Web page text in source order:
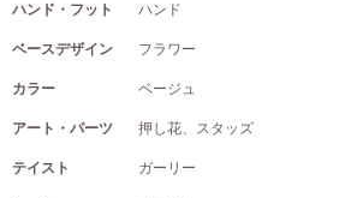
ハンド・フット ハンド
ベースデザイン フラワー
カラー ベージュ
アート・パーツ 押し花、スタッズ
テイスト ガーリー